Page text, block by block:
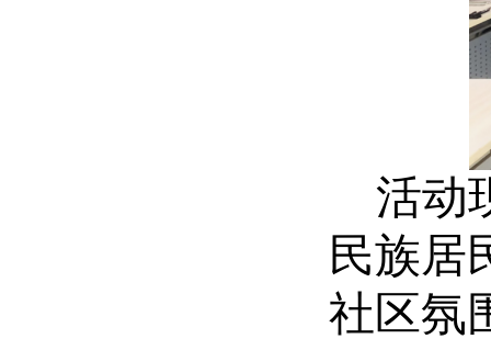
活动
民族居
社区氛